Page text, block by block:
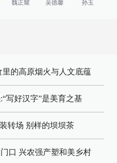
魏正耀 吴德馨 孙玉
的高原烟火与人文底蕴
写好汉字”是美育之基
转场 别样的坝坝茶
口 兴农强产塑和美乡村